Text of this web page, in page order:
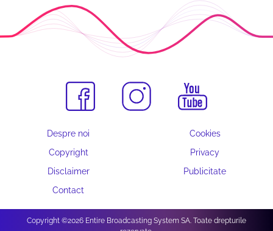
Despre noi
Cookies
Copyright
Privacy
Disclaimer
Publicitate
Contact
Copyright ©2026 Entire Broadcasting System SA. Toate drepturile